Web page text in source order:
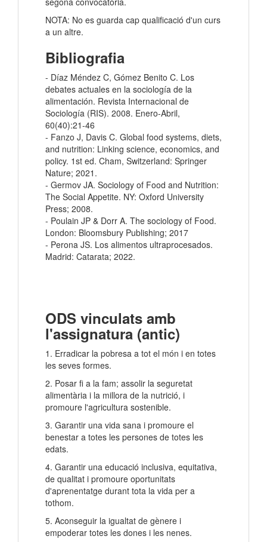
NOTA: No es guarda cap qualificació d'un curs
a un altre.
Bibliografia
- Díaz Méndez C, Gómez Benito C. Los
debates actuales en la sociología de la
alimentación. Revista Internacional de
Sociología (RIS). 2008. Enero-Abril,
60(40):21-46
- Fanzo J, Davis C. Global food systems, diets,
and nutrition: Linking science, economics, and
policy. 1st ed. Cham, Switzerland: Springer
Nature; 2021.
- Germov JA. Sociology of Food and Nutrition:
The Social Appetite. NY: Oxford University
Press; 2008.
- Poulain JP & Dorr A. The sociology of Food.
London: Bloomsbury Publishing; 2017
- Perona JS. Los alimentos ultraprocesados.
Madrid: Catarata; 2022.
ODS vinculats amb
l'assignatura (antic)
1. Erradicar la pobresa a tot el món i en totes
les seves formes.
2. Posar fi a la fam; assolir la seguretat
alimentària i la millora de la nutrició, i
promoure l'agricultura sostenible.
3. Garantir una vida sana i promoure el
benestar a totes les persones de totes les
edats.
4. Garantir una educació inclusiva, equitativa,
de qualitat i promoure oportunitats
d'aprenentatge durant tota la vida per a
tothom.
5. Aconseguir la igualtat de gènere i
empoderar totes les dones i les nenes.